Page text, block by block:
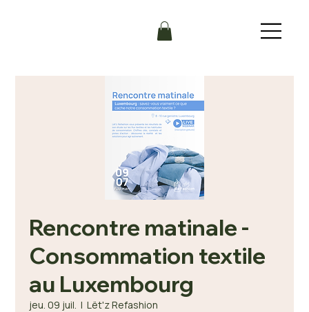
Rencontre matinale -
Consommation textile
au Luxembourg
jeu. 09 juil.
  |
Lët'z Refashion